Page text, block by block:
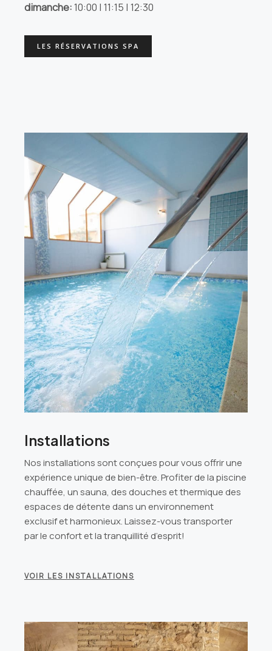
dimanche:10:00 | 11:15 | 12:30
LES RÉSERVATIONS SPA
Installations
Nos installations sont conçues pour vous offrir une
expérience unique de bien-être. Profiter de la piscine
chauffée, un sauna, des douches et thermique des
espaces de détente dans un environnement
exclusif et harmonieux. Laissez-vous transporter
par le confort et la tranquillité d’esprit!
VOIR LES INSTALLATIONS